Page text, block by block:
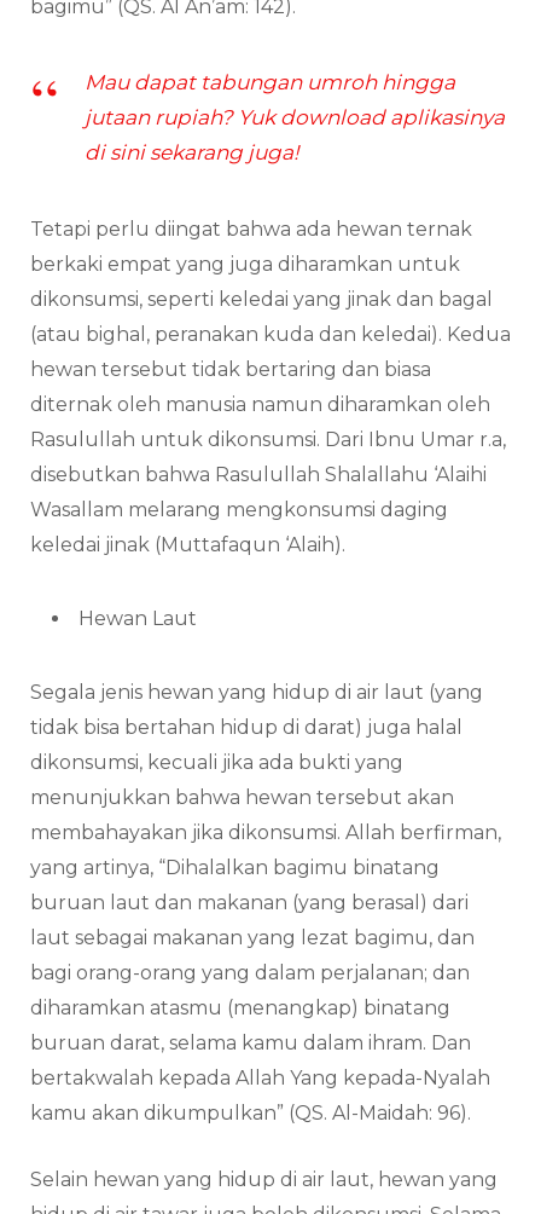
bagimu” (QS. Al An’am: 142).
Mau dapat tabungan umroh hingga
jutaan rupiah? Yuk download aplikasinya
di sini sekarang juga!
Tetapi perlu diingat bahwa ada hewan ternak
berkaki empat yang juga diharamkan untuk
dikonsumsi, seperti keledai yang jinak dan bagal
(atau bighal, peranakan kuda dan keledai). Kedua
hewan tersebut tidak bertaring dan biasa
diternak oleh manusia namun diharamkan oleh
Rasulullah untuk dikonsumsi. Dari Ibnu Umar r.a,
disebutkan bahwa Rasulullah Shalallahu ‘Alaihi
Wasallam melarang mengkonsumsi daging
keledai jinak (Muttafaqun ‘Alaih).
Hewan Laut
Segala jenis hewan yang hidup di air laut (yang
tidak bisa bertahan hidup di darat) juga halal
dikonsumsi, kecuali jika ada bukti yang
menunjukkan bahwa hewan tersebut akan
membahayakan jika dikonsumsi. Allah berfirman,
yang artinya, “Dihalalkan bagimu binatang
buruan laut dan makanan (yang berasal) dari
laut sebagai makanan yang lezat bagimu, dan
bagi orang-orang yang dalam perjalanan; dan
diharamkan atasmu (menangkap) binatang
buruan darat, selama kamu dalam ihram. Dan
bertakwalah kepada Allah Yang kepada-Nyalah
kamu akan dikumpulkan” (QS. Al-Maidah: 96).
Selain hewan yang hidup di air laut, hewan yang